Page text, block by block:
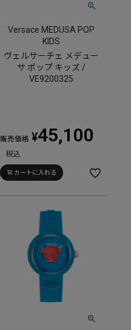
Versace MEDUSA POP
KIDS
ヴェルサーチェ メデュー
サ ポップ キッズ /
VE9200325
販売価格 ¥45,100
税込
カートに入れる